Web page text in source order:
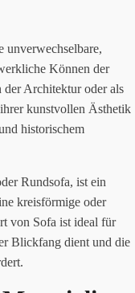
unverwechselbare,
Können der
Architektur oder als
kunstvollen Ästhetik
historischem
Rundsofa, ist ein
kreisförmige oder
von Sofa ist ideal für
Blickfang dient und die